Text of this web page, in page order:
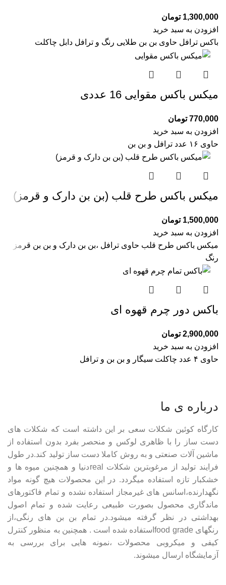
1,300,000 تومان
افزودن به سبد خرید
باکس ترافل حاوی بن بن طلایی رنگ و ترافل دابل چاکلت
میکس باکس مقوایی 16 عددی
770,000 تومان
افزودن به سبد خرید
حاوی ۱۶ عدد ترافل و بن بن
میکس باکس طرح قلب (بن بن دارک و قرمز)
1,500,000 تومان
افزودن به سبد خرید
میکس باکس طرح قلب حاوی ترافل ،بن بن دارک و بن بن قرمز
رنگ
باکس دور چرم قهوه ای
2,900,000 تومان
افزودن به سبد خرید
حاوی ۴ عدد چاکلت سیگار و بن بن و ترافل
درباره ی ما
کارگاه کوئین شکلات سعی بر این داشته است که شکلات های
دست ساز را با ظاهری لوکس و منحصر بفرد بدون استفاده از
ماشین آلات صنعتی و به روش کاملا دست ساز تولید کند.در طول
فرایند تولید از مرغوبترین شکلات realدنیا و همچنین میوه ها و
خشکبار تازه استفاده میگردد. در این محصولات هیچ گونه مواد
نگهدارنده،اسانس های غیرمجاز استفاده نشده و تمام فاکتورهای
ماندگاری محصول بصورت طبیعی رعایت شده و تمام اصول
بهداشتی در نظر گرفته میشود.در تمام بن بن های رنگی،از
رنگهای food gradeاستفاده شده است . همچنین به منظور کنترل
کیفی و میکروبی محصولات ،نمونه هایی برای بررسی به
آزمایشگاه ارسال میشوند.